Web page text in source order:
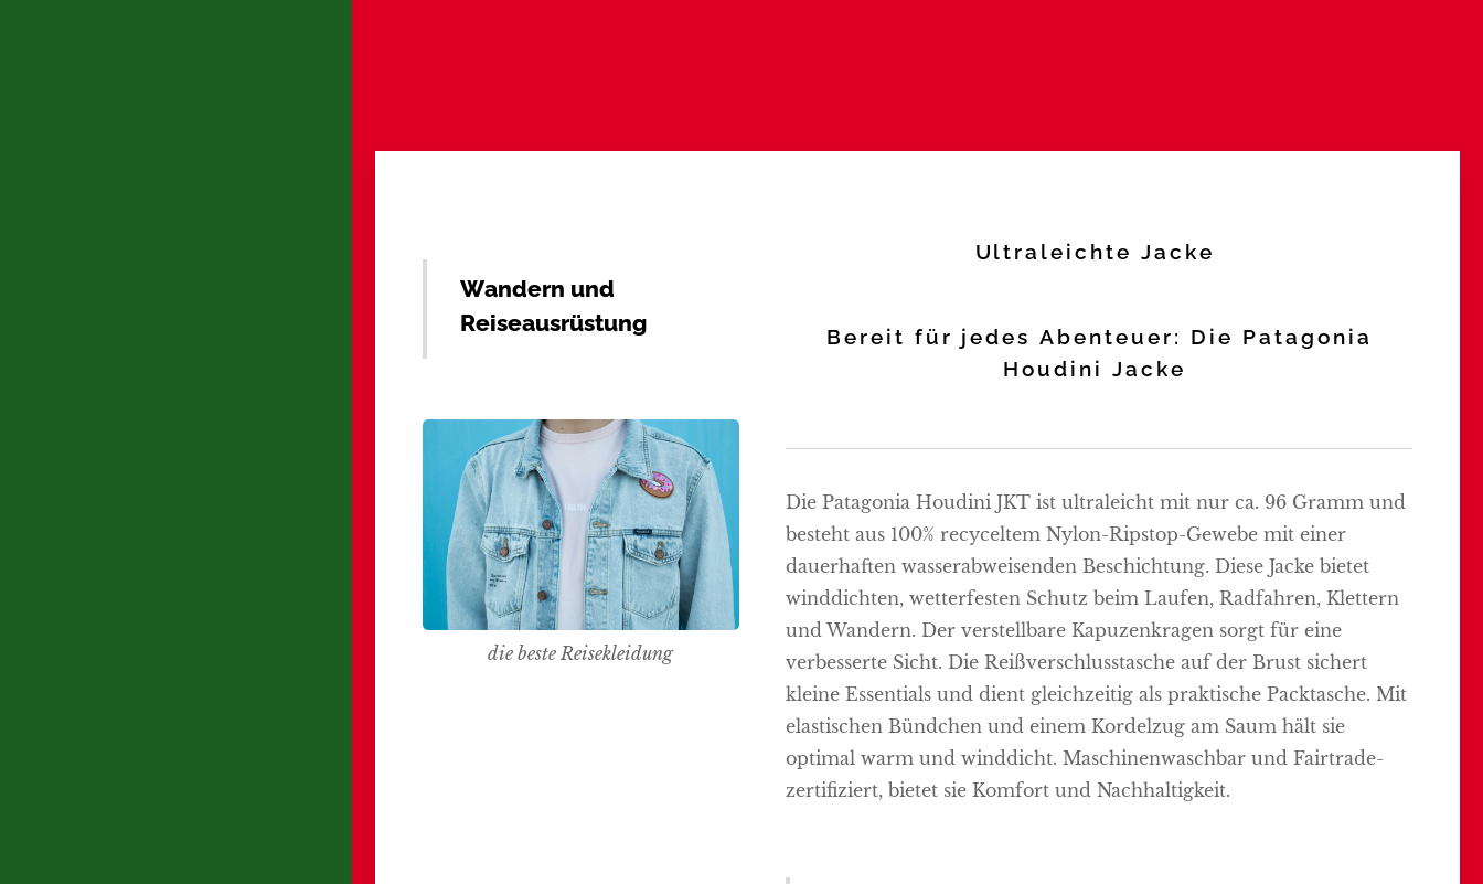
Wandern und
Reiseausrüstung
die beste Reisekleidung
Ultraleichte Jacke
Bereit für jedes Abenteuer: Die Patagonia
Houdini Jacke
Die Patagonia Houdini JKT ist ultraleicht mit nur ca. 96 Gramm und
besteht aus 100% recyceltem Nylon-Ripstop-Gewebe mit einer
dauerhaften wasserabweisenden Beschichtung. Diese Jacke bietet
winddichten, wetterfesten Schutz beim Laufen, Radfahren, Klettern
und Wandern. Der verstellbare Kapuzenkragen sorgt für eine
verbesserte Sicht. Die Reißverschlusstasche auf der Brust sichert
kleine Essentials und dient gleichzeitig als praktische Packtasche. Mit
elastischen Bündchen und einem Kordelzug am Saum hält sie
optimal warm und winddicht. Maschinenwaschbar und Fairtrade-
zertifiziert, bietet sie Komfort und Nachhaltigkeit.